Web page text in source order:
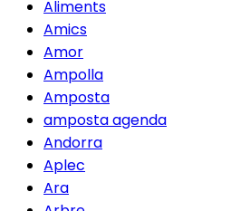
Aliments
Amics
Amor
Ampolla
Amposta
amposta agenda
Andorra
Aplec
Ara